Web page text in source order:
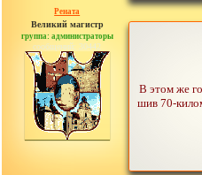
Рената
Великий магистр
группа: администраторы
сообщений: 30442
В этом же
шив 70-